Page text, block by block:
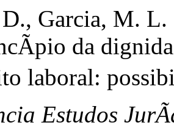
Garcia, M.
da
laboral:
Estudos